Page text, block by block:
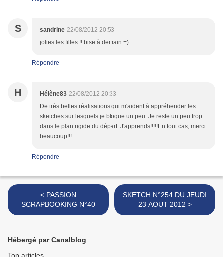
S sandrine 22/08/2012 20:53
jolies les filles !! bise à demain =)
Répondre
H Hélène83 22/08/2012 20:33
De très belles réalisations qui m'aident à appréhender les
sketches sur lesquels je bloque un peu. Je reste un peu trop
dans le plan rigide du départ. J'apprends!!!!!En tout cas, merci
beaucoup!!!
Répondre
< PASSION
SCRAPBOOKING N°40
SKETCH N°254 DU JEUDI
23 AOUT 2012 >
Hébergé par Canalblog
Top articles